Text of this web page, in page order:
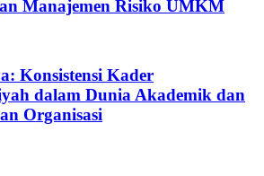
Manajemen Risiko UMKM
Konsistensi Kader
dalam Dunia Akademik dan
Organisasi